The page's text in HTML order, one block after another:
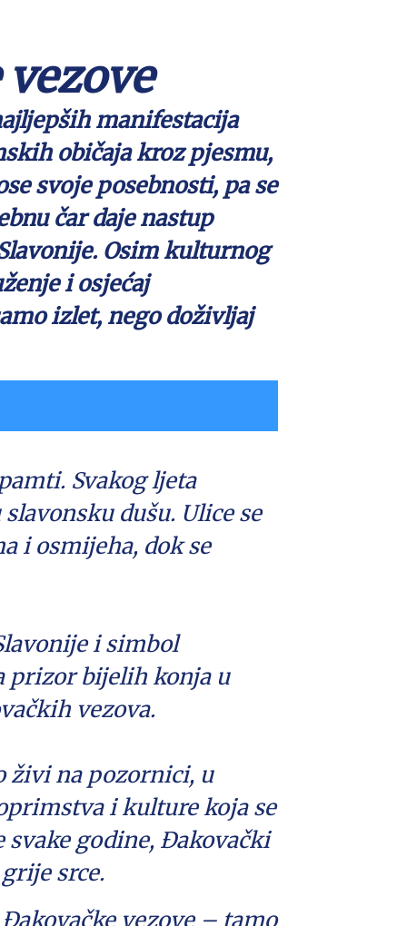
manifestacija
običaja kroz pjesmu,
svoje posebnosti, pa se
čar daje nastup
Osim kulturnog
i osjećaj
izlet, nego doživljaj
Svakog ljeta
dušu. Ulice se
i osmijeha, dok se
i simbol
prizor bijelih konja u
vezova.
živi na pozornici, u
i kulture koja se
svake godine, Đakovački
srce.
vezove – tamo